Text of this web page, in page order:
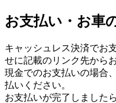
お支払い・お車
キャッシュレス決済でお
せに記載のリンク先から
現金でのお支払いの場合
払いください。
お支払いが完了しました